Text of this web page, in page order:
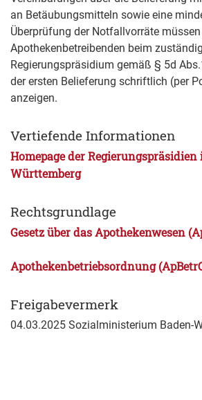
an Betäubungsmitteln sowie eine
Überprüfung der Notfallvorräte
Apothekenbetreibenden beim
Regierungspräsidium gemäß § 5d
der ersten Belieferung schriftlich (per
anzeigen.
Vertiefende Informationen
Homepage der Regierungspräsidien
Württemberg
Rechtsgrundlage
Gesetz über das Apothekenwesen
Apothekenbetriebsordnung
Freigabevermerk
04.03.2025 Sozialministerium Baden-